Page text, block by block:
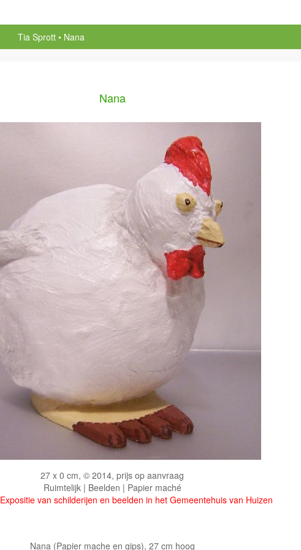
Tia Sprott Nana
Nana
27 x 0 cm, © 2014, prijs op aanvraag
Ruimtelijk | Beelden | Papier maché
Expositie van schilderijen en beelden in het Gemeentehuis van Huizen
Nana (Papier mache en gips), 27 cm hoog